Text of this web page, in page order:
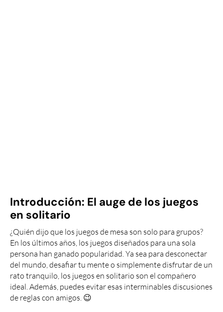
Introducción: El auge de los juegos
en solitario
¿Quién dijo que los juegos de mesa son solo para grupos?
En los últimos años, los juegos diseñados para una sola
persona han ganado popularidad. Ya sea para desconectar
del mundo, desafiar tu mente o simplemente disfrutar de un
rato tranquilo, los juegos en solitario son el compañero
ideal. Además, puedes evitar esas interminables discusiones
de reglas con amigos. 😉